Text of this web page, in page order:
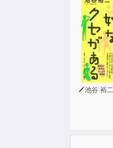
池谷 裕二